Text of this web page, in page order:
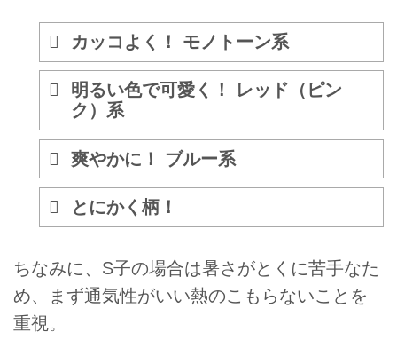
カッコよく！ モノトーン系
明るい色で可愛く！ レッド（ピン
ク）系
爽やかに！ ブルー系
とにかく柄！
ちなみに、S子の場合は暑さがとくに苦手なた
め、まず通気性がいい熱のこもらないことを
重視。